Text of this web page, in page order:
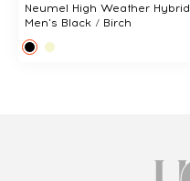
Neumel High Weather Hybrid
Men's Black / Birch